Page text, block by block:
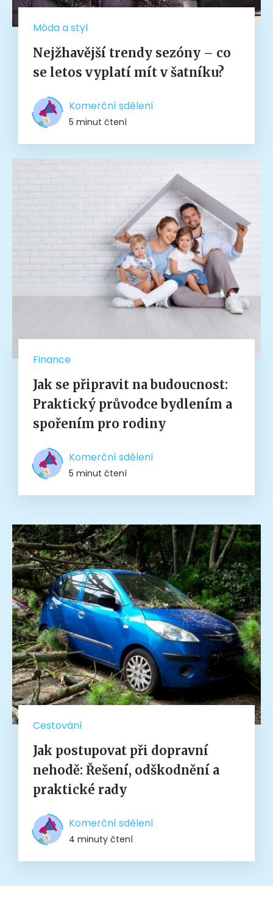
Móda a styl
Nejžhavější trendy sezóny – co
se letos vyplatí mít v šatníku?
Komerční sdělení
5 minut čtení
Finance
Jak se připravit na budoucnost:
Praktický průvodce bydlením a
spořením pro rodiny
Komerční sdělení
5 minut čtení
Cestování
Jak postupovat při dopravní
nehodě: Řešení, odškodnění a
praktické rady
Komerční sdělení
4 minuty čtení